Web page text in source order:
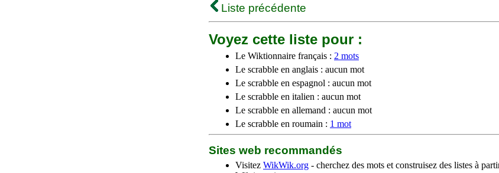
Liste précédente
Voyez cette liste pour :
Le Wiktionnaire français : 2 mots
Le scrabble en anglais : aucun mot
Le scrabble en espagnol : aucun mot
Le scrabble en italien : aucun mot
Le scrabble en allemand : aucun mot
Le scrabble en roumain : 1 mot
Sites web recommandés
Visitez WikWik.org - cherchez des mots et construisez des listes à